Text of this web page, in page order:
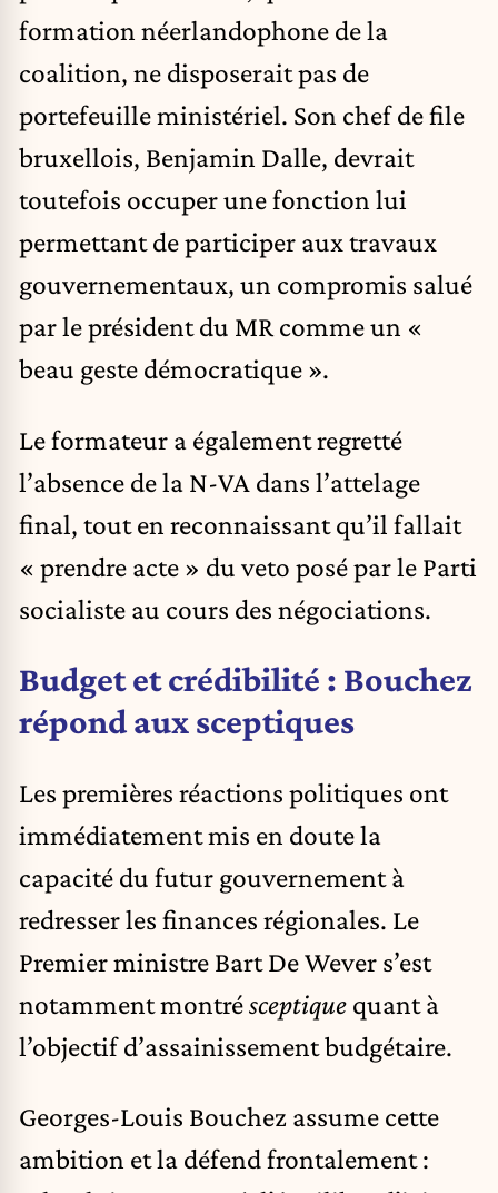
formation néerlandophone de la
coalition, ne disposerait pas de
portefeuille ministériel. Son chef de file
bruxellois, Benjamin Dalle, devrait
toutefois occuper une fonction lui
permettant de participer aux travaux
gouvernementaux, un compromis salué
par le président du MR comme un «
beau geste démocratique ».
Le formateur a également regretté
l’absence de la N-VA dans l’attelage
final, tout en reconnaissant qu’il fallait
« prendre acte » du veto posé par le Parti
socialiste au cours des négociations.
Budget et crédibilité : Bouchez
répond aux sceptiques
Les premières réactions politiques ont
immédiatement mis en doute la
capacité du futur gouvernement à
redresser les finances régionales. Le
Premier ministre Bart De Wever s’est
notamment montrésceptique quant à
l’objectif d’assainissement budgétaire.
Georges-Louis Bouchez assume cette
ambition et la défend frontalement :